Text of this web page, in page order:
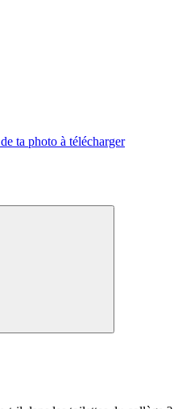
ta photo à télécharger